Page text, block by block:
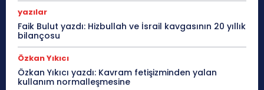
yazılar
Faik Bulut yazdı: Hizbullah ve İsrail kavgasının 20 yıllık
bilançosu
Özkan Yıkıcı
Özkan Yıkıcı yazdı: Kavram fetişizminden yalan
kullanım normalleşmesine